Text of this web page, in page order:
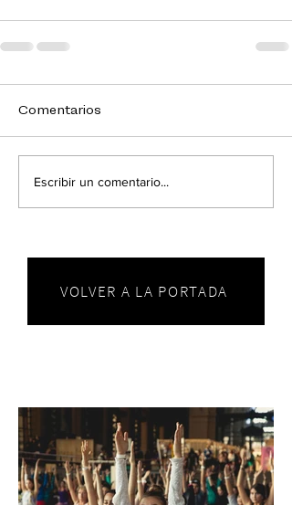
Comentarios
Escribir un comentario...
VOLVER A LA PORTADA